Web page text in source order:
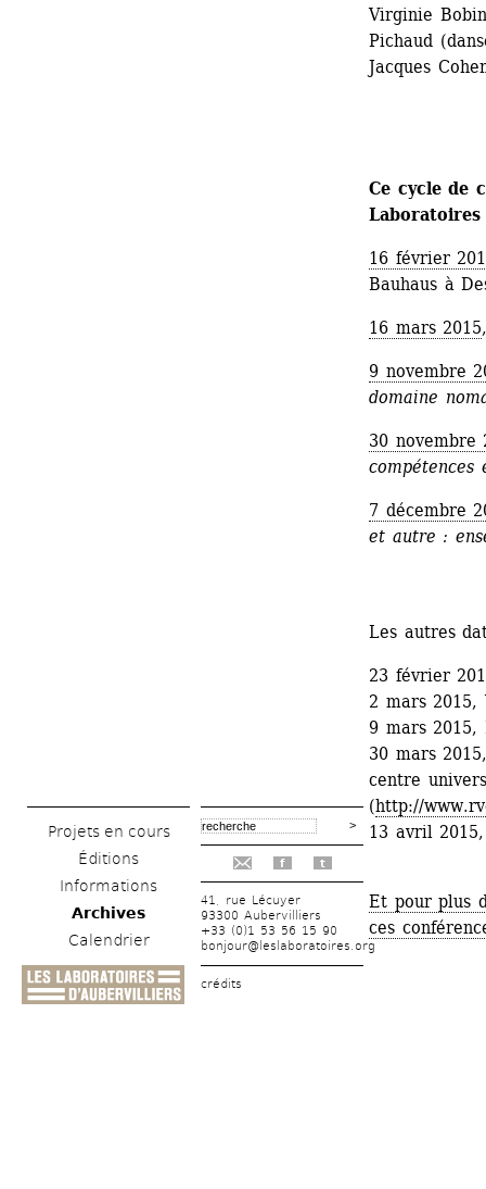
Projets en cours
Éditions
Informations
Archives
Calendrier
f t
41, rue Lécuyer
93300 Aubervilliers
+33 (0)1 53 56 15 90
bonjour@leslaboratoires.org
crédits
Virginie
Pichaud
Jacques
Ce cycle de
16 février
Bauhaus à
16 mars 2015
9 novembre
domaine
30 novembre
compétences
7 décembre
et autre :
Les autres
23 février
2 mars 2015,
9 mars
30 mars
centre
(http://
13 avril
Et pour plus
ces